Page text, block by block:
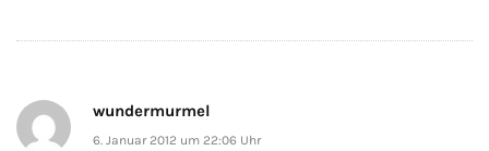
wundermurmel
6. Januar 2012 um 22:06 Uhr